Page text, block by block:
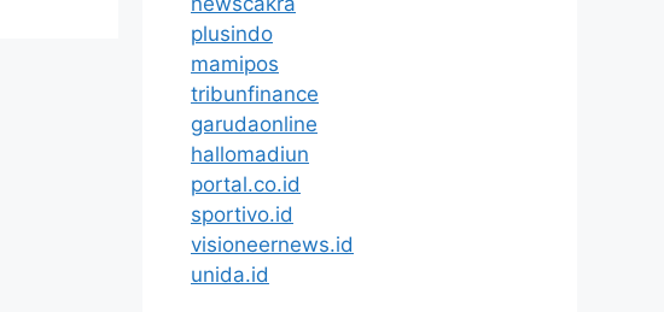
plusindo
mamipos
tribunfinance
garudaonline
hallomadiun
portal.co.id
sportivo.id
visioneernews.id
unida.id